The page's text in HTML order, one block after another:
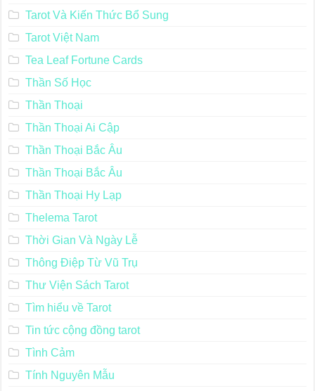
Tarot Và Kiến Thức Bổ Sung
Tarot Việt Nam
Tea Leaf Fortune Cards
Thần Số Học
Thần Thoại
Thần Thoại Ai Cập
Thần Thoại Bắc Âu
Thần Thoại Bắc Âu
Thần Thoại Hy Lạp
Thelema Tarot
Thời Gian Và Ngày Lễ
Thông Điệp Từ Vũ Trụ
Thư Viện Sách Tarot
Tìm hiểu về Tarot
Tin tức cộng đồng tarot
Tình Cảm
Tính Nguyên Mẫu